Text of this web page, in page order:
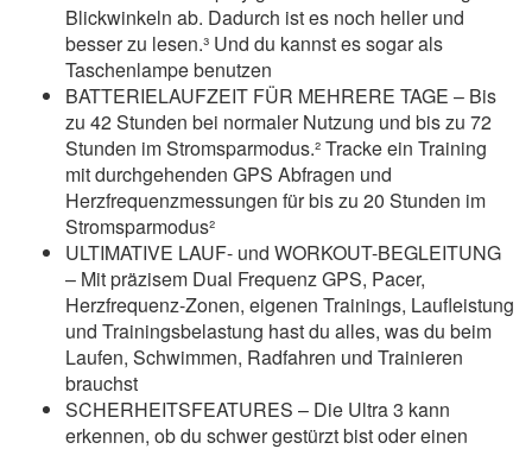
Blickwinkeln ab. Dadurch ist es noch heller und
besser zu lesen.³ Und du kannst es sogar als
Taschenlampe benutzen
BATTERIELAUFZEIT FÜR MEHRERE TAGE – Bis
zu 42 Stunden bei normaler Nutzung und bis zu 72
Stunden im Stromsparmodus.² Tracke ein Training
mit durchgehenden GPS Abfragen und
Herzfrequenzmessungen für bis zu 20 Stunden im
Stromsparmodus²
ULTIMATIVE LAUF- und WORKOUT-BEGLEITUNG
– Mit präzisem Dual Frequenz GPS, Pacer,
Herzfrequenz-Zonen, eigenen Trainings, Laufleistung
und Trainingsbelastung hast du alles, was du beim
Laufen, Schwimmen, Radfahren und Trainieren
brauchst
SCHERHEITSFEATURES – Die Ultra 3 kann
erkennen, ob du schwer gestürzt bist oder einen